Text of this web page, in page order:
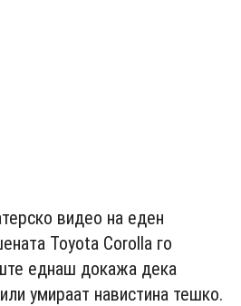
видео на еден
Toyota Corolla го
еднаш докажа дека
умираат навистина тешко.